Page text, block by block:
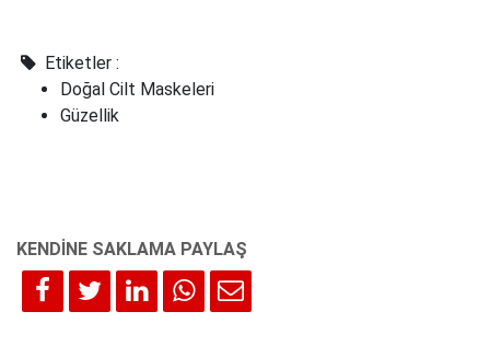
Etiketler :
Doğal Cilt Maskeleri
Güzellik